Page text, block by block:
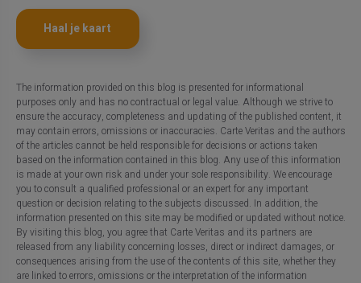
Haal je kaart
The information provided on this blog is presented for informational
purposes only and has no contractual or legal value. Although we strive to
ensure the accuracy, completeness and updating of the published content, it
may contain errors, omissions or inaccuracies. Carte Veritas and the authors
of the articles cannot be held responsible for decisions or actions taken
based on the information contained in this blog. Any use of this information
is made at your own risk and under your sole responsibility. We encourage
you to consult a qualified professional or an expert for any important
question or decision relating to the subjects discussed. In addition, the
information presented on this site may be modified or updated without notice.
By visiting this blog, you agree that Carte Veritas and its partners are
released from any liability concerning losses, direct or indirect damages, or
consequences arising from the use of the contents of this site, whether they
are linked to errors, omissions or the interpretation of the information